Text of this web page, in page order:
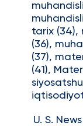
tarix (34),
(36),
(37),
(41),
U. S.